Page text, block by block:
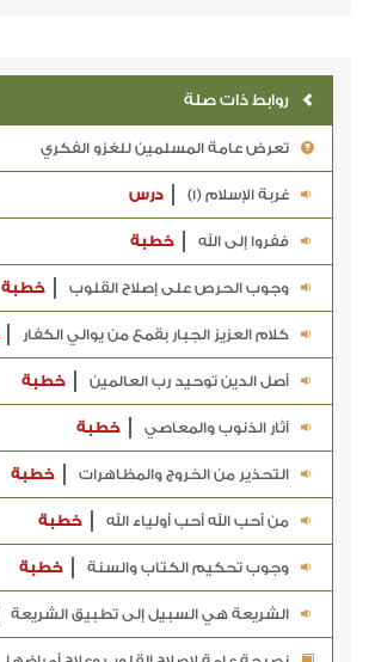
روابط ذات صلة
تعرض عامة المسلمين للغزو الفكري
غربة الإسلام (1) درس
ففروا إلى الله خطبة
وجوب الحرص على إصلاح القلوب خطبة
كلام العزيز الجبار بقمع من يوالي الكفار
أصل الدين توحيد رب العالمين خطبة
آثار الذنوب والمعاصي خطبة
التحذير من الخروج والمظاهرات خطبة
من أحب الله أحب أولياء الله خطبة
وجوب تحكيم الكتاب والسنة خطبة
الشريعة هي السبيل إلى تطبيق الشريعة